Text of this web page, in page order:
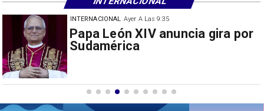
Ayer A Las 9:35
Papa León XIV anuncia gira por
Sudamérica
INTERNACIONAL